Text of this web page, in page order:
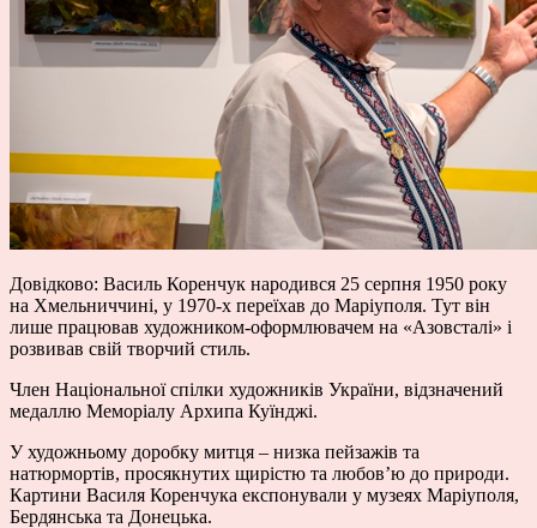
Довідково: Василь Коренчук народився 25 серпня 1950 року
на Хмельниччині, у 1970-х переїхав до Маріуполя. Тут він
лише працював художником-оформлювачем на «Азовсталі» і
розвивав свій творчий стиль.
Член Національної спілки художників України, відзначений
медаллю Меморіалу Архипа Куїнджі.
У художньому доробку митця – низка пейзажів та
натюрмортів, просякнутих щирістю та любов’ю до природи.
Картини Василя Коренчука експонували у музеях Маріуполя,
Бердянська та Донецька.